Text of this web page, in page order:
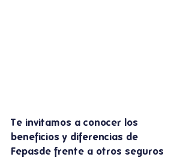
Te invitamos a conocer los
beneficios y diferencias de
Fepasde frente a otros seguros